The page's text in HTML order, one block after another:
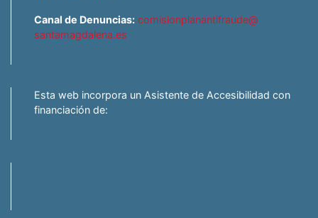
Canal de Denuncias: comisionplanantifraude@
santamagdalena.es
Esta web incorpora un Asistente de Accesibilidad con
financiación de: